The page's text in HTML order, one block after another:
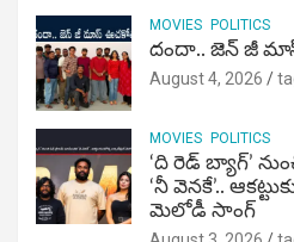
MOVIES POLITICS
దందా.. జెన్ జీ
August 4, 2026
MOVIES POLITICS
‘ది రెడ్ బ్యాగ్’
‘నీ వెనకే’..
మెలోడీ సాంగ్